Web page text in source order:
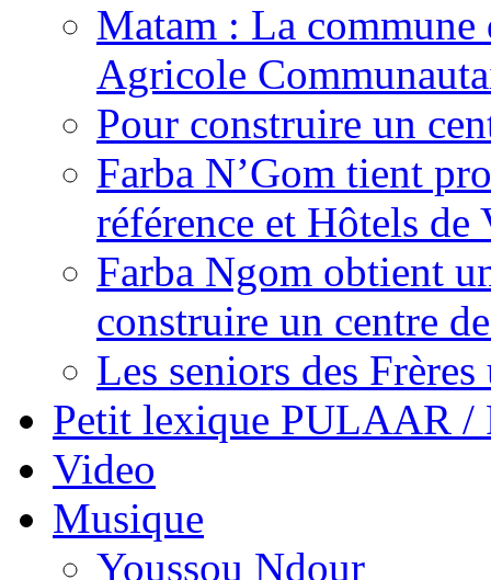
Matam : La
Agricole
Pour construire un
Farba N’Gom tient
référence et Hôtels
Farba Ngom obtient
construire un centre
Les seniors des Frères
Petit lexique PULAAR
Video
Musique
Youssou Ndour